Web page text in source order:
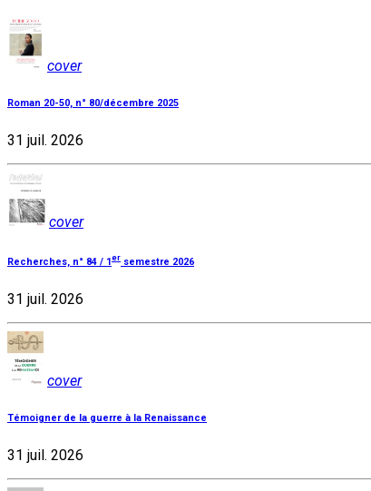
cover
Roman 20-50, n° 80/décembre 2025
31 juil. 2026
cover
Recherches, n° 84 / 1er semestre 2026
31 juil. 2026
cover
Témoigner de la guerre à la Renaissance
31 juil. 2026